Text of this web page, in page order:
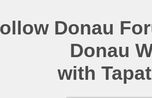
Donau
Donau
with